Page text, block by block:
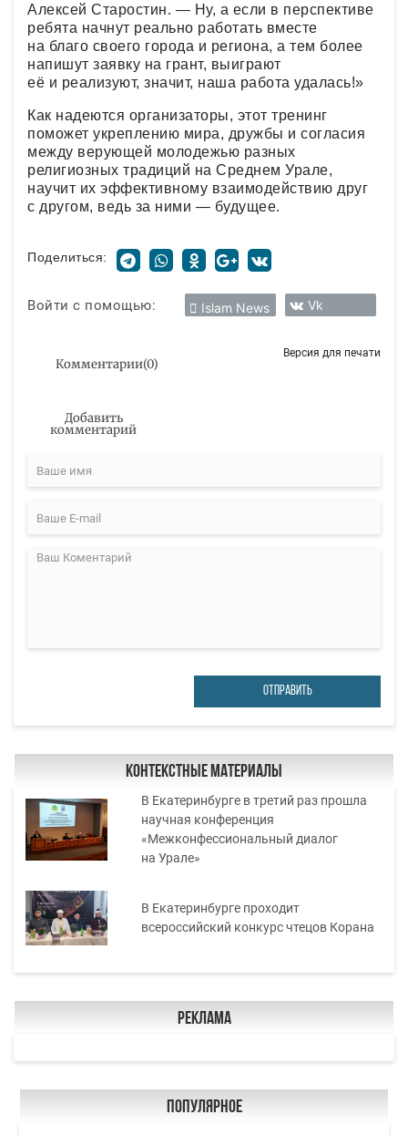
Алексей Старостин. — Ну, а если в перспективе
ребята начнут реально работать вместе
на благо своего города и региона, а тем более
напишут заявку на грант, выиграют
её и реализуют, значит, наша работа удалась!»
Как надеются организаторы, этот тренинг
поможет укреплению мира, дружбы и согласия
между верующей молодежью разных
религиозных традиций на Среднем Урале,
научит их эффективному взаимодействию друг
с другом, ведь за ними — будущее.
Поделиться:
Войти с помощью: Islam News Vk
Комментарии(0)
Версия для печати
Добавить
комментарий
ОТПРАВИТЬ
Контекстные материалы
В Екатеринбурге в третий раз прошла
научная конференция
«Межконфессиональный диалог
на Урале»
В Екатеринбурге проходит
всероссийский конкурс чтецов Корана
Реклама
Популярное